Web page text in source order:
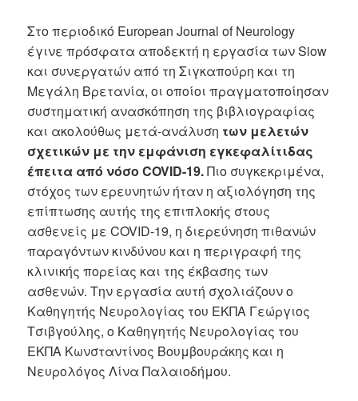
Στο περιοδικό European Journal of Neurology
έγινε πρόσφατα αποδεκτή η εργασία των Siow
και συνεργατών από τη Σιγκαπούρη και τη
Μεγάλη Βρετανία, οι οποίοι πραγματοποίησαν
συστηματική ανασκόπηση της βιβλιογραφίας
και ακολούθως μετά-ανάλυση των μελετών
σχετικών με την εμφάνιση εγκεφαλίτιδας
έπειτα από νόσο COVID-19.Πιο συγκεκριμένα,
στόχος των ερευνητών ήταν η αξιολόγηση της
επίπτωσης αυτής της επιπλοκής στους
ασθενείς με COVID-19, η διερεύνηση πιθανών
παραγόντων κινδύνου και η περιγραφή της
κλινικής πορείας και της έκβασης των
ασθενών. Την εργασία αυτή σχολιάζουν ο
Καθηγητής Νευρολογίας του ΕΚΠΑ Γεώργιος
Τσιβγούλης, ο Καθηγητής Νευρολογίας του
ΕΚΠΑ Κωνσταντίνος Βουμβουράκης και η
Νευρολόγος Λίνα Παλαιοδήμου.